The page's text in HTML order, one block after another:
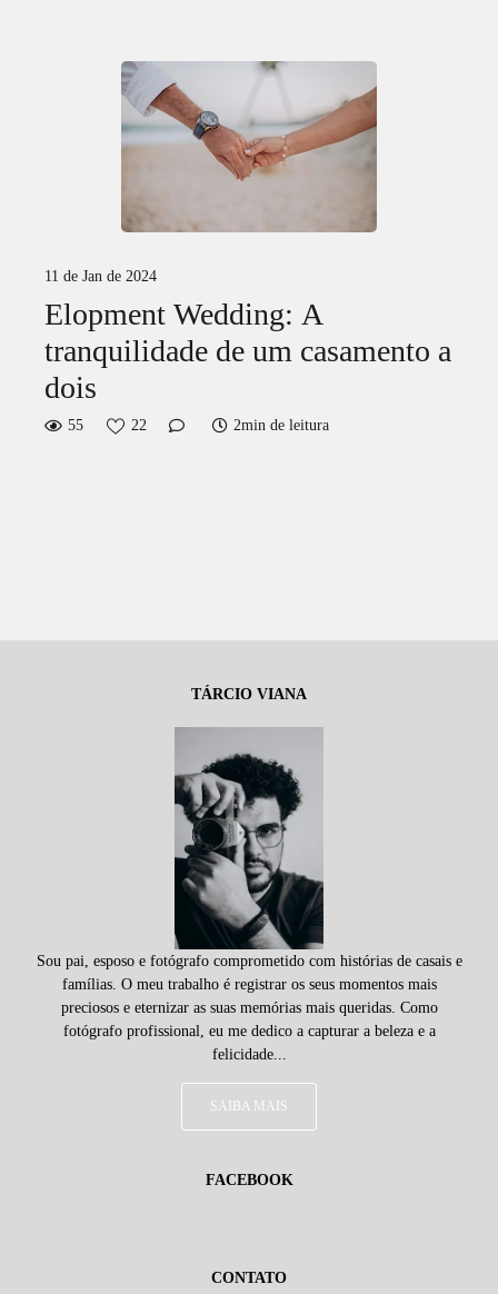
11 de Jan de 2024
Elopment Wedding: A
tranquilidade de um casamento a
dois
55 22 2min de leitura
TÁRCIO VIANA
Sou pai, esposo e fotógrafo comprometido com histórias de casais e
famílias. O meu trabalho é registrar os seus momentos mais
preciosos e eternizar as suas memórias mais queridas. Como
fotógrafo profissional, eu me dedico a capturar a beleza e a
felicidade...
SAIBA MAIS
FACEBOOK
CONTATO